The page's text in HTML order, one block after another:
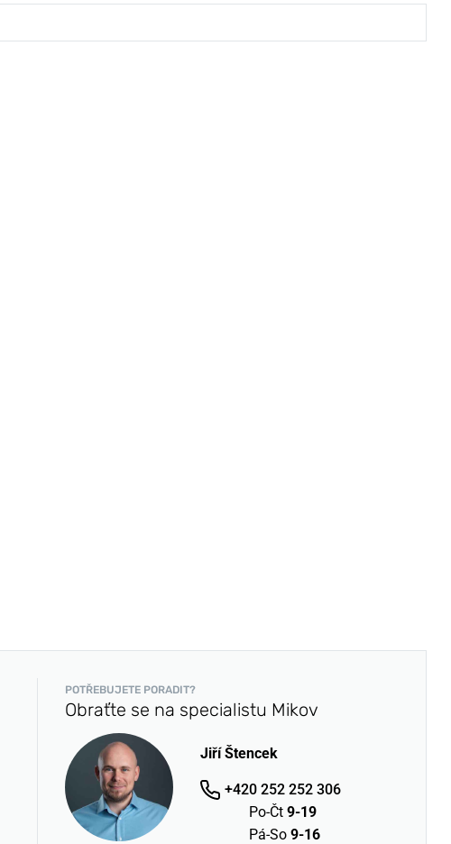
POTŘEBUJETE PORADIT?
Obraťte se na specialistu Mikov
Jiří Štencek
+420 252 252 306
Po-Čt 9-19
Pá-So 9-16